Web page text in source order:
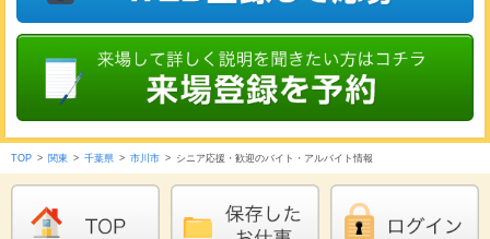
TOP > 関東 > 千葉県 > 市川市 > シニア応援・歓迎のバイト・アルバイト情報